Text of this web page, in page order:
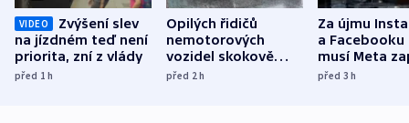
VIDEO
Zvýšení slev
na jízdném teď není
priorita, zní z vlády
před 1h
Opilých řidičů
nemotorových
vozidel skokově
přibylo, nejvíc ve
před 2h
Za újmu
a
musí Meta
půl miliardy
před 3h